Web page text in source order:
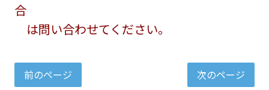
合
は問い合わせてください。
前のページ 次のページ